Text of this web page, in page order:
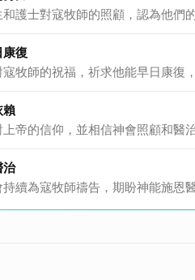
護士對寇牧師的照顧，認為他們
復
牧師的祝福，祈求他能早日康復
賴
帝的信仰，並相信神會照顧和醫
治
續為寇牧師禱告，期盼神能施恩